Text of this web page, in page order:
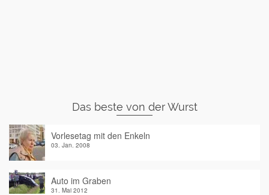
Das beste von der Wurst
Vorlesetag mit den Enkeln
03. Jan. 2008
Auto im Graben
31. Mai 2012